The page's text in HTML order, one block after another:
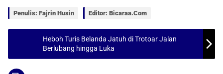
o
o
k
e
Penulis: Fajrin Husin Editor: Bicaraa.com
Heboh Turis Belanda Jatuh di Trotoar Jalan
Berlubang hingga Luka